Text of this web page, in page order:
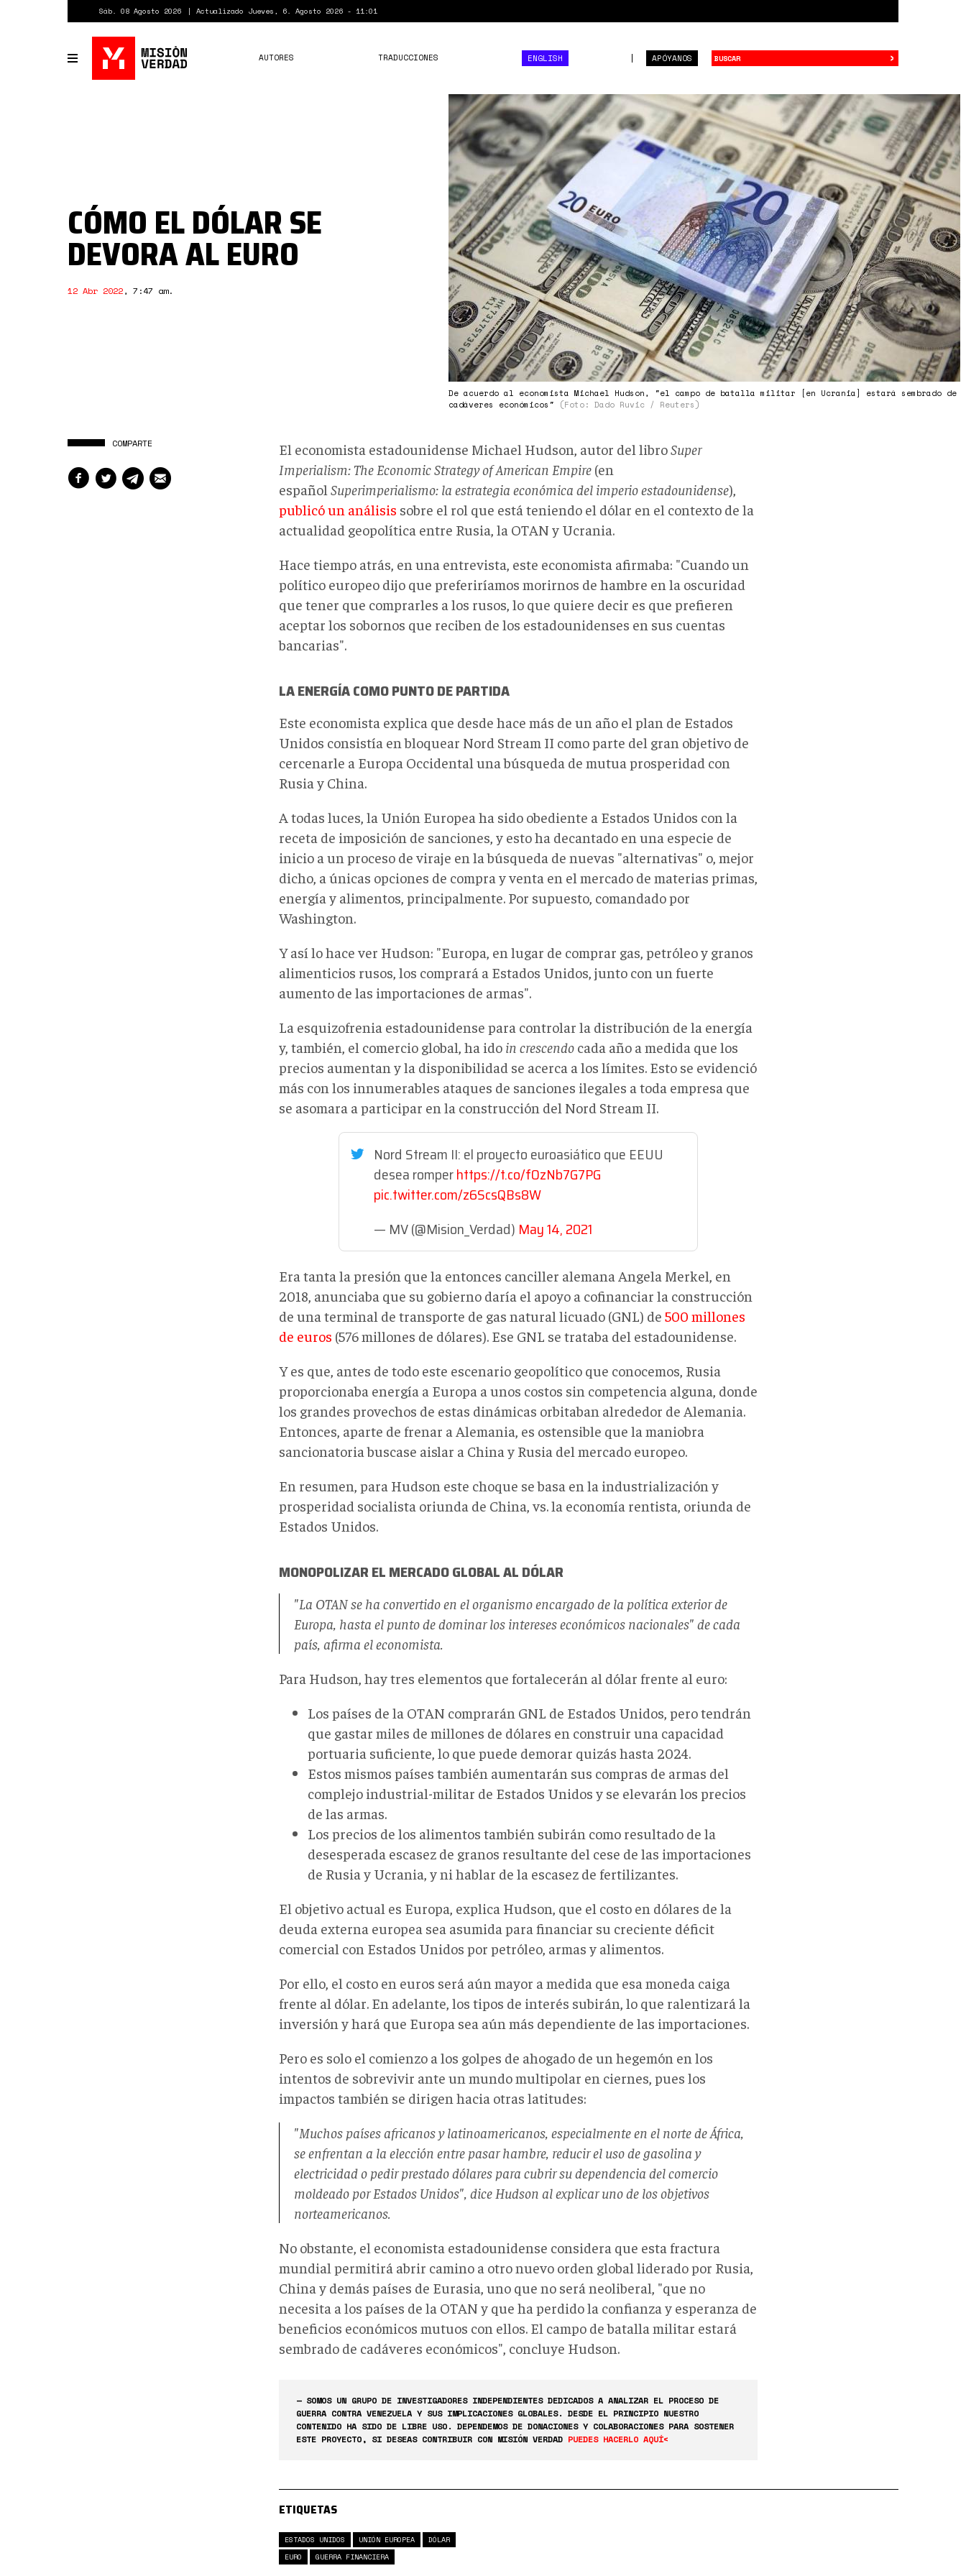
Sáb. 08 Agosto 2026 Actualizado Jueves, 6. Agosto 2026 - 11:01
Toggle
navigation
APÓYANOS
AUTORES TRADUCCIONES ENGLISH ›
dolar
devora
euro.jpg
De acuerdo al economista Michael Hudson, "el campo de batalla militar [en Ucrania] estará sembrado de
cadáveres económicos"
(Foto: Dado Ruvic / Reuters)
CÓMO EL DÓLAR SE
DEVORA AL EURO
12 Abr 2022, 7:47 am.
COMPARTE El economista estadounidense Michael Hudson, autor del libroSuper
Imperialism: The Economic Strategy of American Empire (en
español Superimperialismo: la estrategia económica del imperio estadounidense),
publicó un análisis sobre el rol que está teniendo el dólar en el contexto de la
actualidad geopolítica entre Rusia, la OTAN y Ucrania.
Hace tiempo atrás, en una entrevista, este economista afirmaba: "Cuando un
político europeo dijo que preferiríamos morirnos de hambre en la oscuridad
que tener que comprarles a los rusos, lo que quiere decir es que prefieren
aceptar los sobornos que reciben de los estadounidenses en sus cuentas
bancarias".
LA ENERGÍA COMO PUNTO DE PARTIDA
Este economista explica que desde hace más de un año el plan de Estados
Unidos consistía en bloquear Nord Stream II como parte del gran objetivo de
cercenarle a Europa Occidental una búsqueda de mutua prosperidad con
Rusia y China.
A todas luces, la Unión Europea ha sido obediente a Estados Unidos con la
receta de imposición de sanciones, y esto ha decantado en una especie de
inicio a un proceso de viraje en la búsqueda de nuevas "alternativas" o, mejor
dicho, a únicas opciones de compra y venta en el mercado de materias primas,
energía y alimentos, principalmente. Por supuesto, comandado por
Washington.
Y así lo hace ver Hudson: "Europa, en lugar de comprar gas, petróleo y granos
alimenticios rusos, los comprará a Estados Unidos, junto con un fuerte
aumento de las importaciones de armas".
La esquizofrenia estadounidense para controlar la distribución de la energía
y, también, el comercio global, ha ido in crescendo cada año a medida que los
precios aumentan y la disponibilidad se acerca a los límites. Esto se evidenció
más con los innumerables ataques de sanciones ilegales a toda empresa que
se asomara a participar en la construcción del Nord Stream II.
Nord Stream II: el proyecto euroasiático que EEUU
desea romperhttps://t.co/fOzNb7G7PG
pic.twitter.com/z6ScsQBs8W
— MV (@Mision_Verdad) May 14, 2021
Era tanta la presión que la entonces canciller alemana Angela Merkel, en
2018, anunciaba que su gobierno daría el apoyo a cofinanciar la construcción
de una terminal de transporte de gas natural licuado (GNL) de 500 millones
de euros (576 millones de dólares). Ese GNL se trataba del estadounidense.
Y es que, antes de todo este escenario geopolítico que conocemos, Rusia
proporcionaba energía a Europa a unos costos sin competencia alguna, donde
los grandes provechos de estas dinámicas orbitaban alrededor de Alemania.
Entonces, aparte de frenar a Alemania, es ostensible que la maniobra
sancionatoria buscase aislar a China y Rusia del mercado europeo.
En resumen, para Hudson este choque se basa en la industrialización y
prosperidad socialista oriunda de China, vs. la economía rentista, oriunda de
Estados Unidos.
MONOPOLIZAR EL MERCADO GLOBAL AL DÓLAR
"La OTAN se ha convertido en el organismo encargado de la política exterior de
Europa, hasta el punto de dominar los intereses económicos nacionales" de cada
país, afirma el economista.
Para Hudson, hay tres elementos que fortalecerán al dólar frente al euro:
Los países de la OTAN comprarán GNL de Estados Unidos, pero tendrán
que gastar miles de millones de dólares en construir una capacidad
portuaria suficiente, lo que puede demorar quizás hasta 2024.
Estos mismos países también aumentarán sus compras de armas del
complejo industrial-militar de Estados Unidos y se elevarán los precios
de las armas.
Los precios de los alimentos también subirán como resultado de la
desesperada escasez de granos resultante del cese de las importaciones
de Rusia y Ucrania, y ni hablar de la escasez de fertilizantes.
El objetivo actual es Europa, explica Hudson, que el costo en dólares de la
deuda externa europea sea asumida para financiar su creciente déficit
comercial con Estados Unidos por petróleo, armas y alimentos.
Por ello, el costo en euros será aún mayor a medida que esa moneda caiga
frente al dólar. En adelante, los tipos de interés subirán, lo que ralentizará la
inversión y hará que Europa sea aún más dependiente de las importaciones.
Pero es solo el comienzo a los golpes de ahogado de un hegemón en los
intentos de sobrevivir ante un mundo multipolar en ciernes, pues los
impactos también se dirigen hacia otras latitudes:
"Muchos países africanos y latinoamericanos, especialmente en el norte de África,
se enfrentan a la elección entre pasar hambre, reducir el uso de gasolina y
electricidad o pedir prestado dólares para cubrir su dependencia del comercio
moldeado por Estados Unidos", dice Hudson al explicar uno de los objetivos
norteamericanos.
No obstante, el economista estadounidense considera que esta fractura
mundial permitirá abrir camino a otro nuevo orden global liderado por Rusia,
China y demás países de Eurasia, uno que no será neoliberal, "que no
necesita a los países de la OTAN y que ha perdido la confianza y esperanza de
beneficios económicos mutuos con ellos. El campo de batalla militar estará
sembrado de cadáveres económicos", concluye Hudson.
— SOMOS UN GRUPO DE INVESTIGADORES INDEPENDIENTES DEDICADOS A ANALIZAR EL PROCESO DE
GUERRA CONTRA VENEZUELA Y SUS IMPLICACIONES GLOBALES. DESDE EL PRINCIPIO NUESTRO
CONTENIDO HA SIDO DE LIBRE USO. DEPENDEMOS DE DONACIONES Y COLABORACIONES PARA SOSTENER
ESTE PROYECTO, SI DESEAS CONTRIBUIR CON MISIÓN VERDAD PUEDES HACERLO AQUÍ<
ETIQUETAS
ESTADOS UNIDOS UNIÓN EUROPEA
DÓLAR
EURO
GUERRA FINANCIERA